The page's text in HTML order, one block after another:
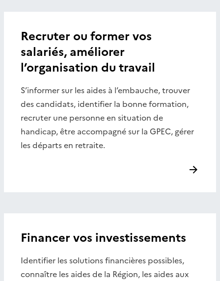
Recruter ou former vos
salariés, améliorer
l’organisation du travail
S’informer sur les aides à l’embauche, trouver
des candidats, identifier la bonne formation,
recruter une personne en situation de
handicap, être accompagné sur la GPEC, gérer
les départs en retraite.
Financer vos investissements
Identifier les solutions financières possibles,
connaître les aides de la Région, les aides aux